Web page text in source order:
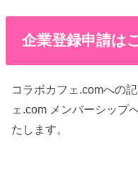
企業登録申請は
コラボカフェ.comへの
ェ.com メンバーシップ
たします。